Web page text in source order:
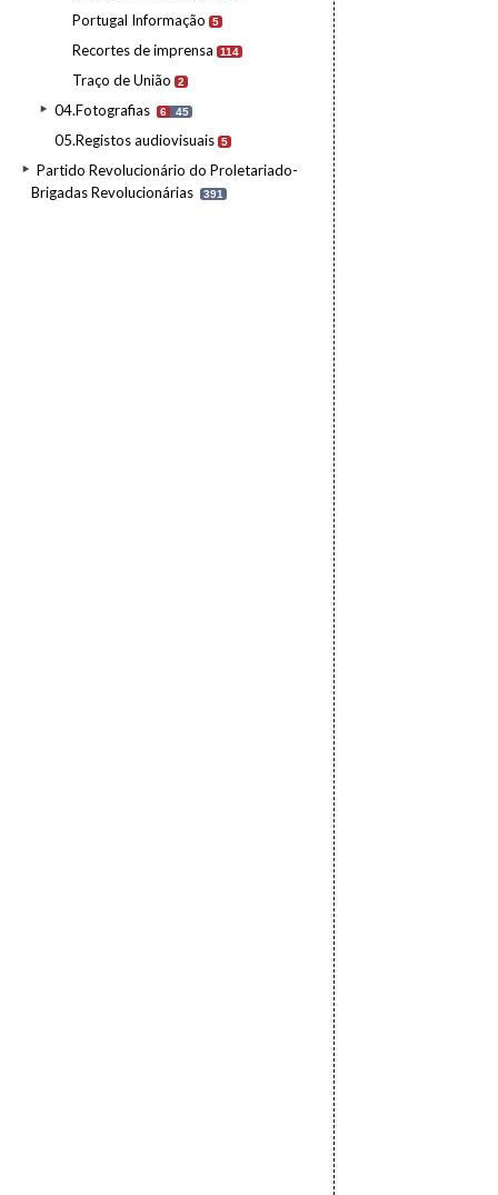
Portugal Informação 5
Recortes de imprensa 114
Traço de União 2
04.Fotografias 6 45
05.Registos audiovisuais 5
Partido Revolucionário do Proletariado-
Brigadas Revolucionárias
391